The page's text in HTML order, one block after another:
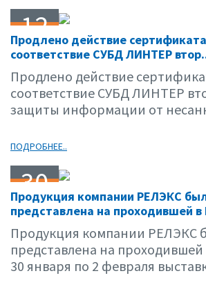
12
02.01
Продлено действие
соответствие СУБД ЛИНТЕР
Продлено действие
соответствие СУБД ЛИНТЕР
защиты информации от
ПОДРОБНЕЕ..
30
01.01
Продукция компании РЕЛЭКС
представлена на проходившей в
Продукция компании РЕЛЭКС
представлена на
30 января по 2 февраля